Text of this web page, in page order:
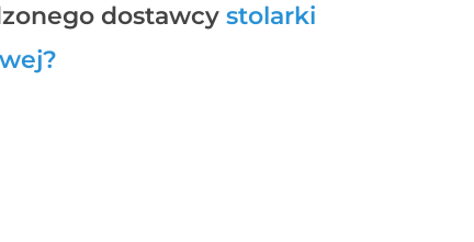
dostawcystolarki